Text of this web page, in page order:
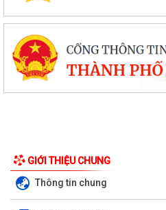
GIỚI THIỆU CHUNG
Thông tin chung